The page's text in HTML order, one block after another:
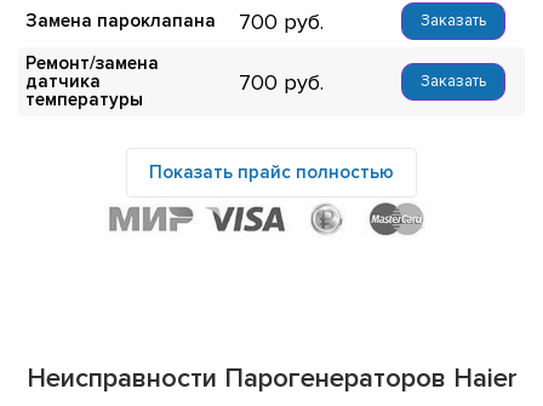
Замена пароклапана 700 Заказать
Ремонт/замена
датчика
температуры
700 Заказать
Показать прайс полностью
Неисправности Парогенераторов Haier